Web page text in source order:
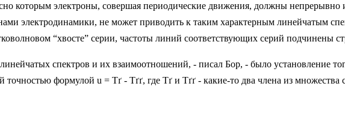
которым электроны, совершая периодические движения, должны непрерывно
электродинамики, не может приводить к таким характерным линейчатым
“хвосте” серии, частоты линий соответствующих серий подчинены
спектров и их взаимоотношений, - писал Бор, - было установление
формулой u = Tґ - Tґґ, где Tґ и Tґґ - какие-то два члена из